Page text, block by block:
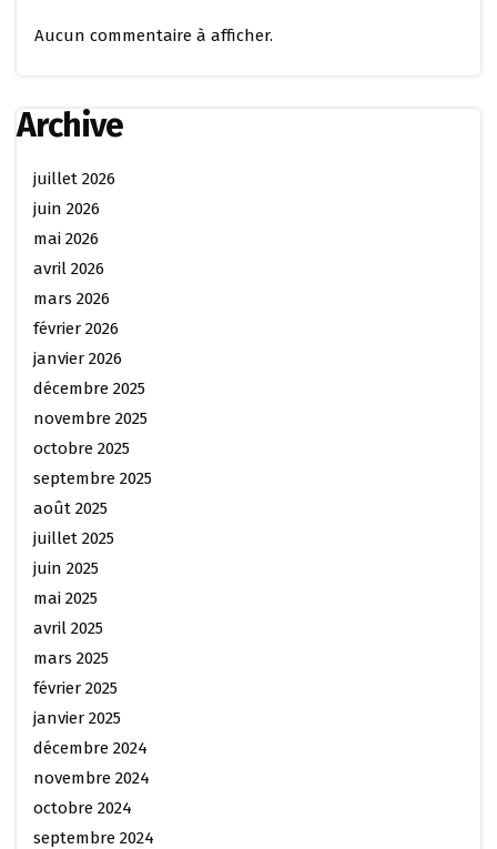
Aucun commentaire à afficher.
Archive
juillet 2026
juin 2026
mai 2026
avril 2026
mars 2026
février 2026
janvier 2026
décembre 2025
novembre 2025
octobre 2025
septembre 2025
août 2025
juillet 2025
juin 2025
mai 2025
avril 2025
mars 2025
février 2025
janvier 2025
décembre 2024
novembre 2024
octobre 2024
septembre 2024